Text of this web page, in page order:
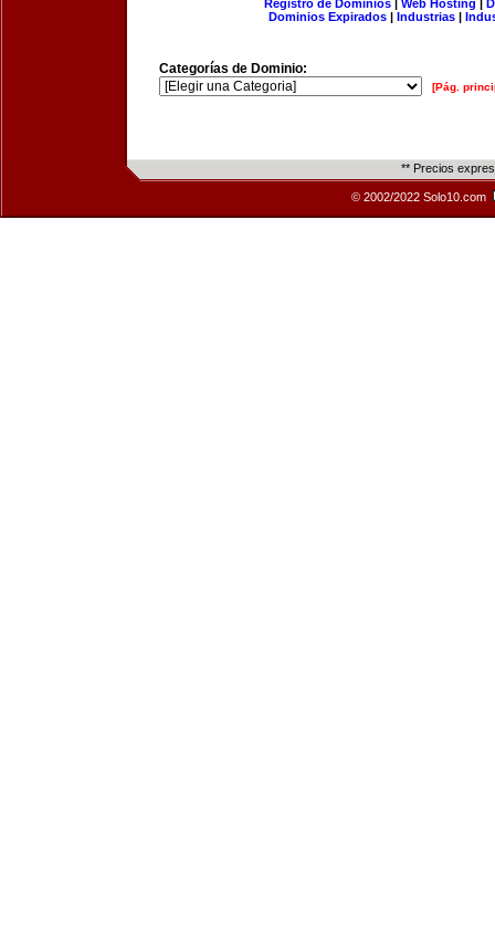
Registro de Dominios| Web Hosting |
Dominios Expirados | Industrias |
Categorías de Dominio:
[Pág.
** Precios
© 2002/2022 Solo10.com